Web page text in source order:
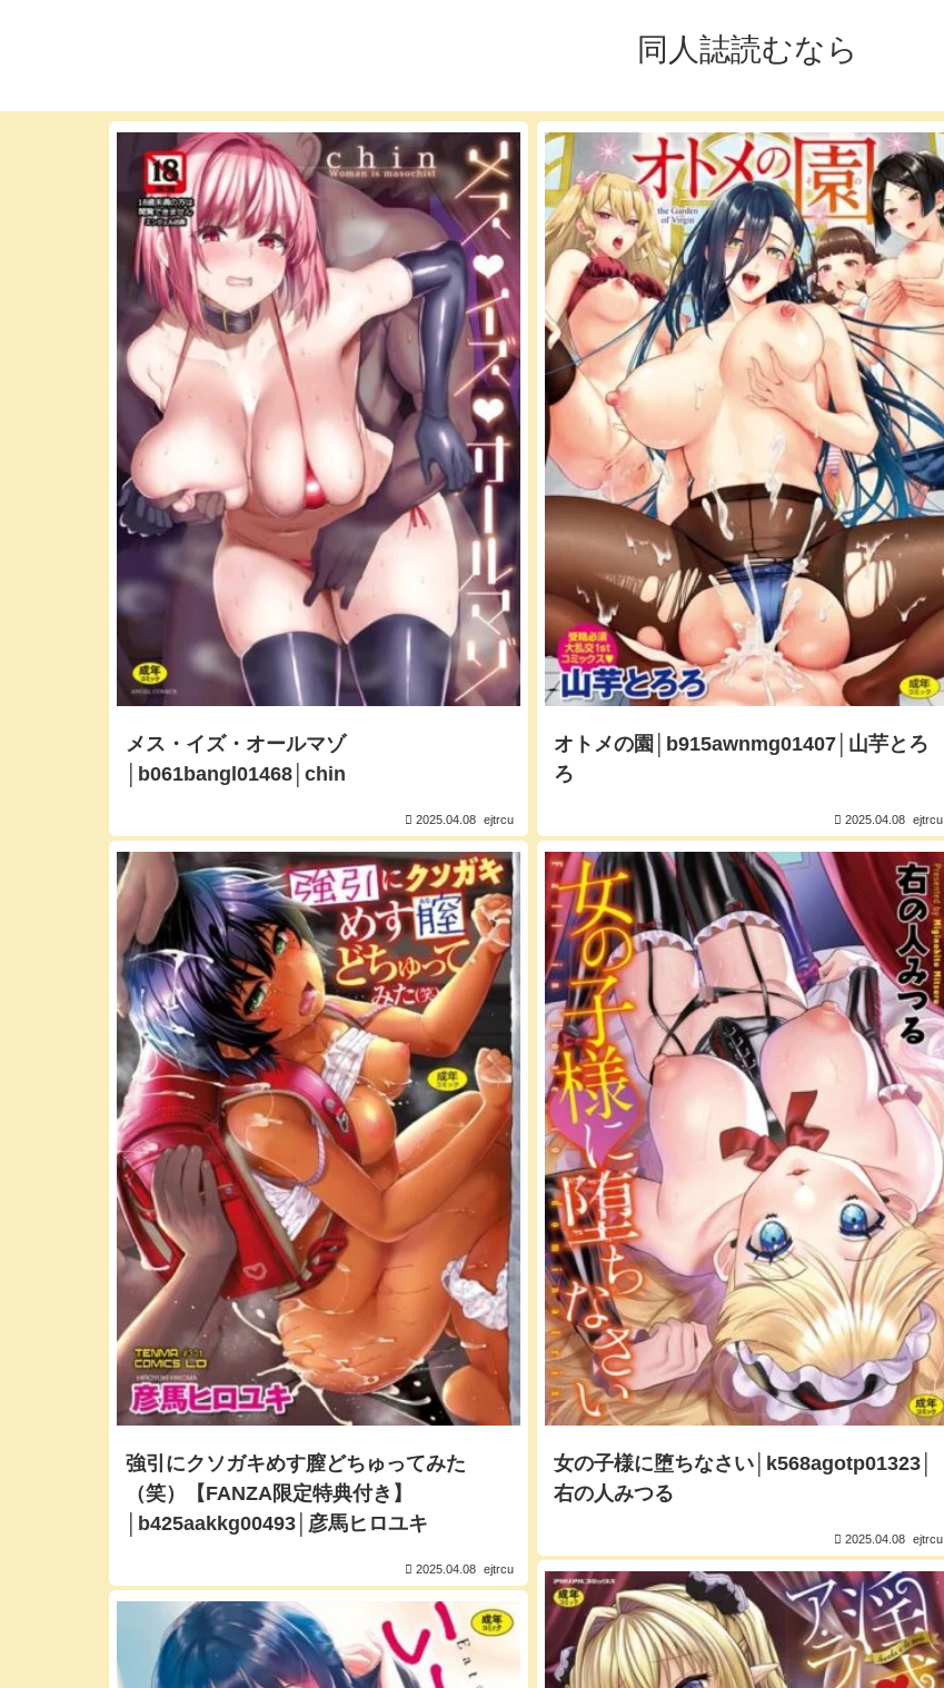
同人誌読むなら
メス・イズ・オールマゾ
│b061bangl01468│chin
2025.04.08 ejtrcu
オトメの園│b915awnmg01407│山芋とろ
ろ
2025.04.08 ejtrcu
強引にクソガキめす膣どちゅってみた
（笑）【FANZA限定特典付き】
│b425aakkg00493│彦馬ヒロユキ
2025.04.08 ejtrcu
女の子様に堕ちなさい│k568agotp01323│
右の人みつる
2025.04.08 ejtrcu